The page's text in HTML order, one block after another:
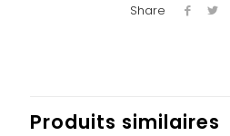
Share
Produits similaires